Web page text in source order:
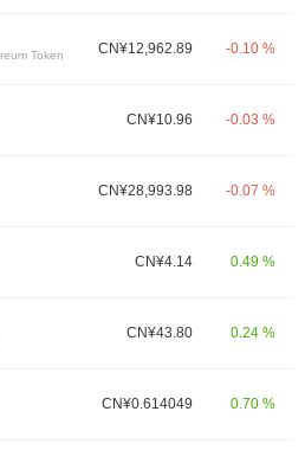
Token CN¥12,962.89 -0.10 %
CN¥10.96 -0.03 %
CN¥28,993.98 -0.07 %
CN¥4.14 0.49 %
CN¥43.80 0.24 %
CN¥0.614049 0.70 %